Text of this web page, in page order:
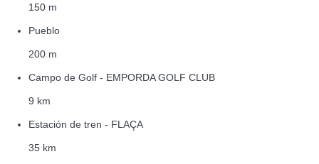
150 m
Pueblo
200 m
Campo de Golf - EMPORDA GOLF CLUB
9 km
Estación de tren - FLAÇA
35 km